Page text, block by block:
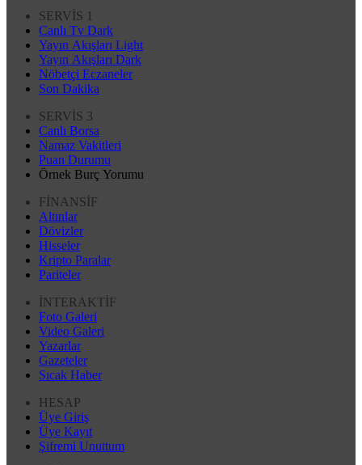
SERVİS 1
Canlı Tv Dark
Yayın Akışları Light
Yayın Akışları Dark
Nöbetçi Eczaneler
Son Dakika
SERVİS 3
Canlı Borsa
Namaz Vakitleri
Puan Durumu
Örnek Burç Yorumu
FİNANSİF
Altınlar
Dövizler
Hisseler
Kripto Paralar
Pariteler
İNTERAKTİF
Foto Galeri
Video Galeri
Yazarlar
Gazeteler
Sıcak Haber
HESAP
Üye Giriş
Üye Kayıt
Şifremi Unuttum